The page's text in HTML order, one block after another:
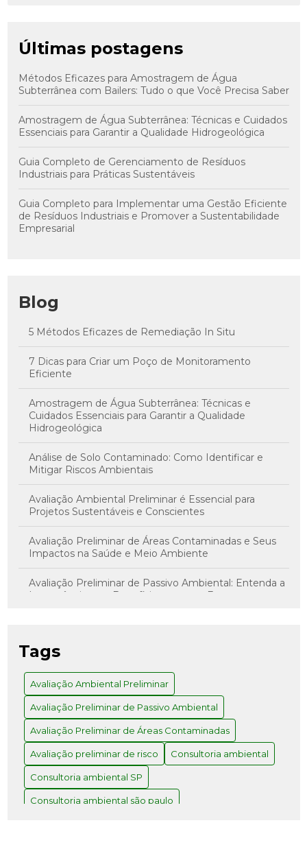
Últimas postagens
Métodos Eficazes para Amostragem de Água
Subterrânea com Bailers: Tudo o que Você Precisa Saber
Amostragem de Água Subterrânea: Técnicas e Cuidados
Essenciais para Garantir a Qualidade Hidrogeológica
Guia Completo de Gerenciamento de Resíduos
Industriais para Práticas Sustentáveis
Guia Completo para Implementar uma Gestão Eficiente
de Resíduos Industriais e Promover a Sustentabilidade
Empresarial
Blog
5 Métodos Eficazes de Remediação In Situ
7 Dicas para Criar um Poço de Monitoramento
Eficiente
Amostragem de Água Subterrânea: Técnicas e
Cuidados Essenciais para Garantir a Qualidade
Hidrogeológica
Análise de Solo Contaminado: Como Identificar e
Mitigar Riscos Ambientais
Avaliação Ambiental Preliminar é Essencial para
Projetos Sustentáveis e Conscientes
Avaliação Preliminar de Áreas Contaminadas e Seus
Impactos na Saúde e Meio Ambiente
Avaliação Preliminar de Passivo Ambiental: Entenda a
Importância e os Benefícios para sua Empresa
Caminho para Decisões Assertivas
Avaliação Preliminar: Como Realizar e Quais os
Benefícios para Seu Projeto
Como a Consultoria Ambiental em SP Pode
Transformar Seu Negócio
Como a Consultoria Ambiental SP Pode Transformar
Seu Negócio
Tags
Avaliação Ambiental Preliminar
Avaliação Preliminar de Passivo Ambiental
Avaliação Preliminar de Áreas Contaminadas
Avaliação preliminar de risco Consultoria ambiental
Consultoria ambiental SP
Consultoria ambiental são paulo